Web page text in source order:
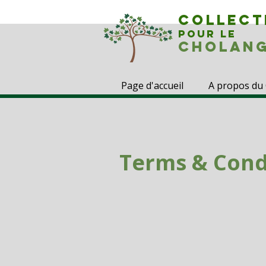
POUR LE
Page d'accueil A propos du
Terms &